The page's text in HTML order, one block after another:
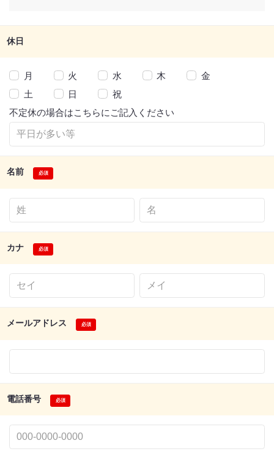
休日
月 火 水 木
金
土
日
祝
不定休の場合はこちらにご記入ください
名前
カナ
メールアドレス
電話番号